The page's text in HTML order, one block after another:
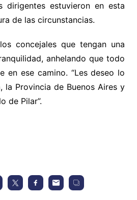
dirigentes estuvieron en esta
de las circunstancias.
concejales que tengan una
anhelando que todo
en ese camino. “Les deseo lo
la Provincia de Buenos Aires y
de Pilar”.